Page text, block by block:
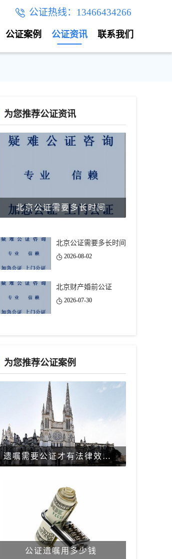
公证热线：13466434266
联系我们
公证资讯
公证案例
为您推荐公证资讯
北京公证需要多长时间
北京公证需要多长时间
2026-08-02
北京财产婚前公证
2026-07-30
为您推荐公证案例
遗嘱需要公证才有法律效力吗？
公证遗嘱用多少钱